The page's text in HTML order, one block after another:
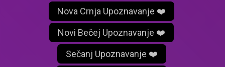
Nova Crnja Upoznavanje ❤️
Novi Bečej Upoznavanje ❤️
Sečanj Upoznavanje ❤️